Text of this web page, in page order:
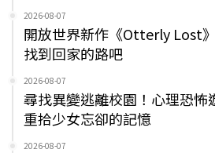
2026-08-07
開放世界新作《Otterly Lost
找到回家的路吧
2026-08-07
尋找異變逃離校園！心理恐怖
重拾少女忘卻的記憶
2026-08-07